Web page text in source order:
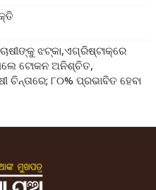
ଝଟ୍‌କା,ଏଗ୍ରିଷ୍ଟାକ୍‌ରେ
ଟୋକନ ଅନିଶ୍ଚିତ,
ଚିନ୍ତାରେ; ୮୦% ପ୍ରଭାବିତ ହେବା